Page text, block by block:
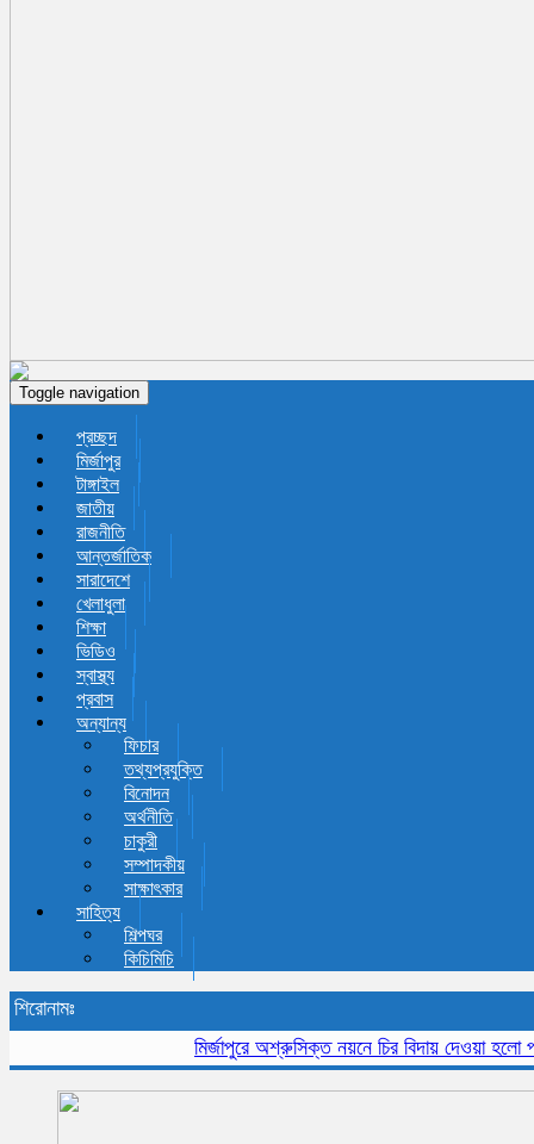
Toggle navigation
প্রচ্ছদ
মির্জাপুর
টাঙ্গাইল
জাতীয়
রাজনীতি
আন্তর্জাতিক
সারাদেশে
খেলাধুলা
শিক্ষা
ভিডিও
স্বাস্থ্য
প্রবাস
অন্যান্য
ফিচার
তথ্যপ্রযুক্তি
বিনোদন
অর্থনীতি
চাকুরী
সম্পাদকীয়
সাক্ষাৎকার
সাহিত্য
শিল্পঘর
কিচিমিচি
শিরোনামঃ
মির্জাপুরে অশ্রুসিক্ত নয়নে চির বিদায় দেওয়া হলো প্রবীন